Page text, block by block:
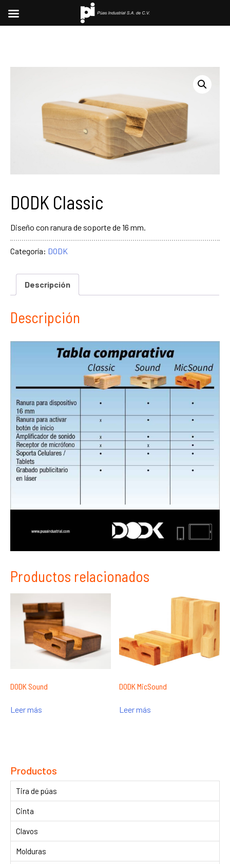
DODK Classic
Diseño con ranura de soporte de 16 mm.
Categoría: DODK
Descripción
Descripción
Productos relacionados
DODK Sound
Leer más
DODK MicSound
Leer más
Productos
Tira de púas
Cinta
Clavos
Molduras